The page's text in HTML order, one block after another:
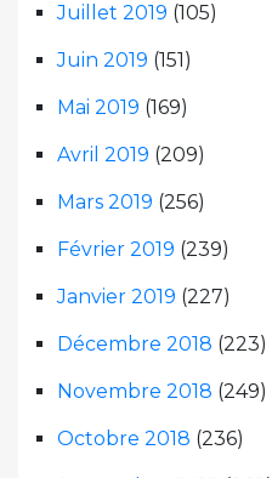
Juillet 2019 (105)
Juin 2019 (151)
Mai 2019 (169)
Avril 2019 (209)
Mars 2019 (256)
Février 2019 (239)
Janvier 2019 (227)
Décembre 2018 (223)
Novembre 2018 (249)
Octobre 2018 (236)